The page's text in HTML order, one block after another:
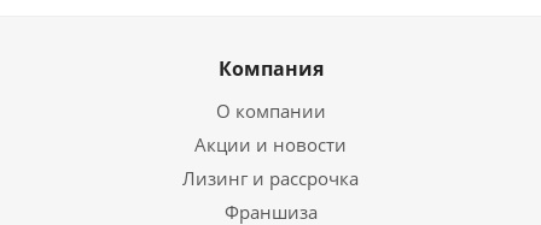
Компания
О компании
Акции и новости
Лизинг и рассрочка
Франшиза